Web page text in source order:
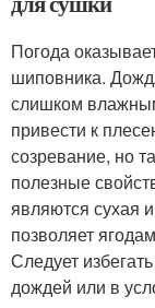
Погода
шиповника.
слишком
привести к
созревание, но
полезные
являются сухая
позволяет
Следует
дождей или в